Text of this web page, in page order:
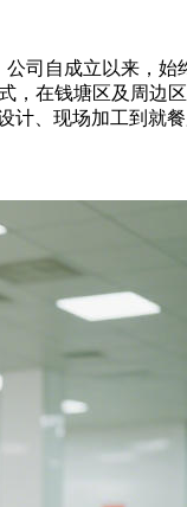
司自成立以来，
在钱塘区及周边
、现场加工到就